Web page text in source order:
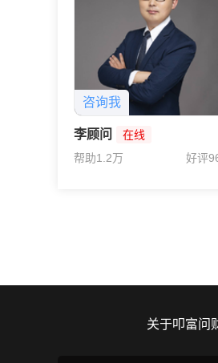
咨询我
李顾问
在线
帮助1.2万
好评
关于叩富问